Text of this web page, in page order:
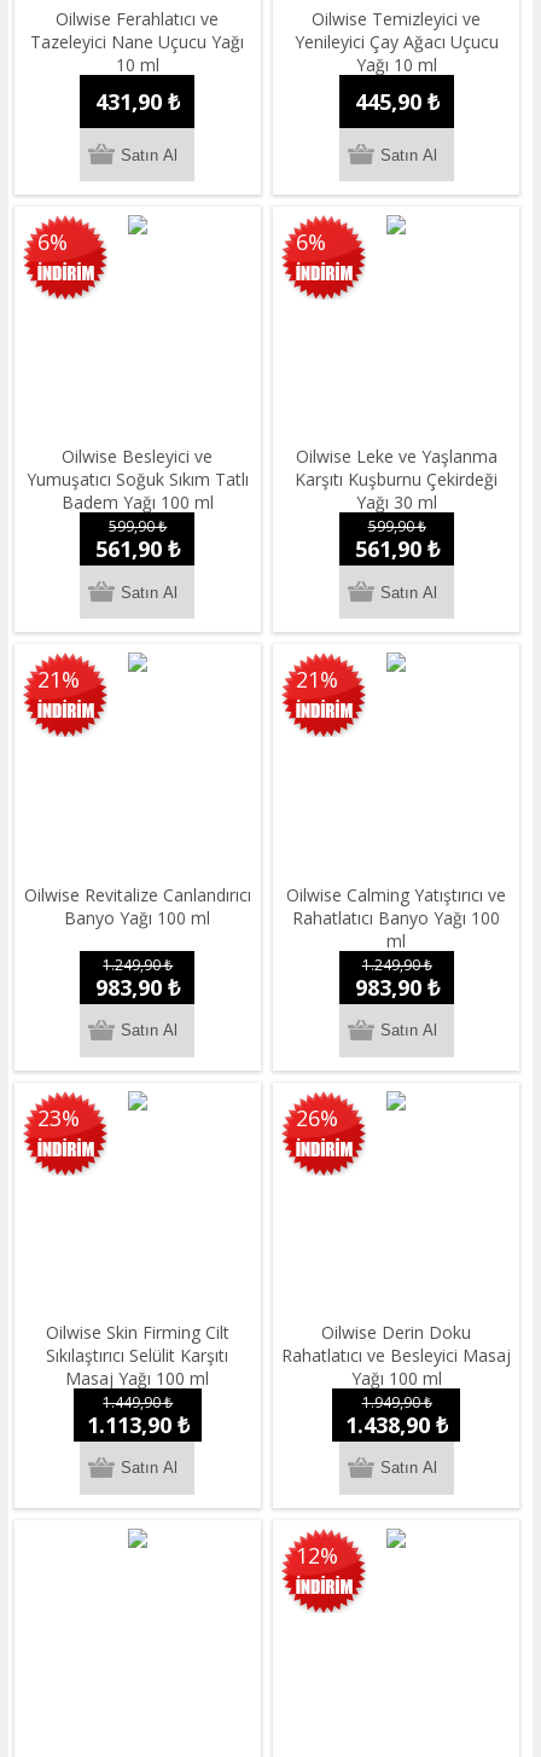
Oilwise Ferahlatıcı ve
Tazeleyici Nane Uçucu Yağı
10 ml
431,90 ₺
Oilwise Temizleyici ve
Yenileyici Çay Ağacı Uçucu
Yağı 10 ml
445,90 ₺
6%
Oilwise Besleyici ve
Yumuşatıcı Soğuk Sıkım Tatlı
Badem Yağı 100 ml
599,90 ₺
561,90 ₺
6%
Oilwise Leke ve Yaşlanma
Karşıtı Kuşburnu Çekirdeği
Yağı 30 ml
599,90 ₺
561,90 ₺
21%
Oilwise Revitalize Canlandırıcı
Banyo Yağı 100 ml
1.249,90 ₺
983,90 ₺
21%
Oilwise Calming Yatıştırıcı ve
Rahatlatıcı Banyo Yağı 100
ml
1.249,90 ₺
983,90 ₺
23%
Oilwise Skin Firming Cilt
Sıkılaştırıcı Selülit Karşıtı
Masaj Yağı 100 ml
1.449,90 ₺
1.113,90 ₺
26%
Oilwise Derin Doku
Rahatlatıcı ve Besleyici Masaj
Yağı 100 ml
1.949,90 ₺
1.438,90 ₺
12%